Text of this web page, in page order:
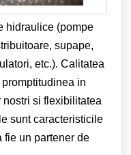
hidraulice (pompe
supape,
etc.). Calitatea
in
si flexibilitatea
sunt caracteristicile
fie un partener de